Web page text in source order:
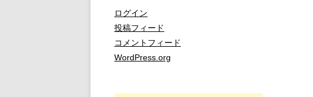
ログイン
投稿フィード
コメントフィード
WordPress.org